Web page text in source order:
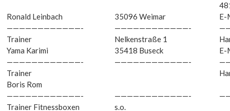
Ronald Leinbach
35096 Weimar
E-
————————————-
————————————-
Trainer
Nelkenstraße 1
Yama Karimi
35418 Buseck
E-
————————————-
————————————-
Trainer
Boris Rom
————————————-
————————————-
Trainer Fitnessboxen
s.o.